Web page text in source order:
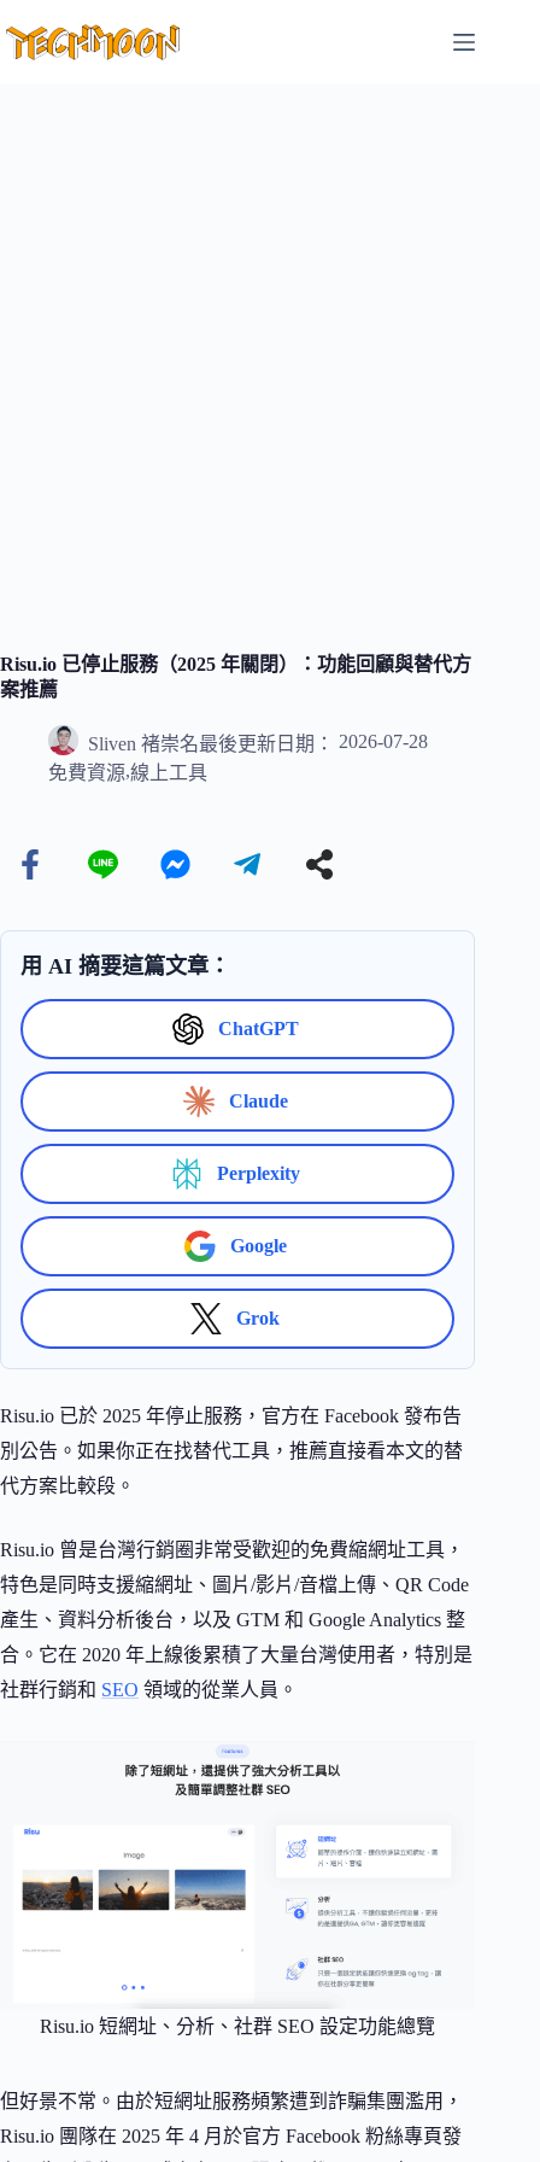
至
Risu.io 已停止服務（2025 年關閉）：功能回顧與替代方
案推薦
Sliven 褚崇名最後更新日期：
2026-07-28
免費資源,線上工具
用 AI 摘要這篇文章：
ChatGPT
Claude
Perplexity
Google
Grok
Risu.io 已於 2025 年停止服務，官方在 Facebook 發布告
別公告。如果你正在找替代工具，推薦直接看本文的替
代方案比較段。
Risu.io 曾是台灣行銷圈非常受歡迎的免費縮網址工具，
特色是同時支援縮網址、圖片/影片/音檔上傳、QR Code
產生、資料分析後台，以及 GTM 和 Google Analytics 整
合。它在 2020 年上線後累積了大量台灣使用者，特別是
社群行銷和 SEO 領域的從業人員。
Risu.io 短網址、分析、社群 SEO 設定功能總覽
但好景不常。由於短網址服務頻繁遭到詐騙集團濫用，
Risu.io 團隊在 2025 年 4 月於官方 Facebook 粉絲專頁發